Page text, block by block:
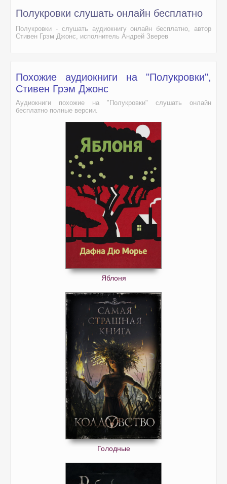
Полукровки слушать онлайн бесплатно
Полукровки - слушать аудиокнигу онлайн бесплатно, автор
Стивен Грэм Джонс, исполнитель Андрей Зверев
Похожие аудиокниги на "Полукровки",
Стивен Грэм Джонс
Аудиокниги похожие на "Полукровки" слушать онлайн
бесплатно полные версии.
Яблоня
Голодные